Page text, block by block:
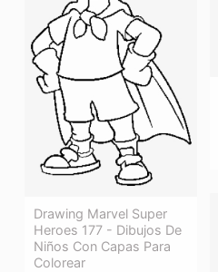
Drawing Marvel Super
Heroes 177 - Dibujos De
Niños Con Capas Para
Colorear